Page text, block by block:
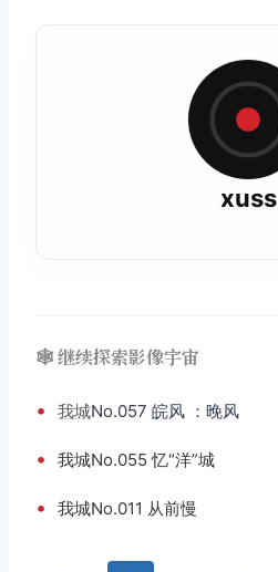
xuss
🕸️ 继续探索影像宇宙
• 我城No.057 皖风 ：晚风
• 我城No.055 忆“洋”城
• 我城No.011 从前慢